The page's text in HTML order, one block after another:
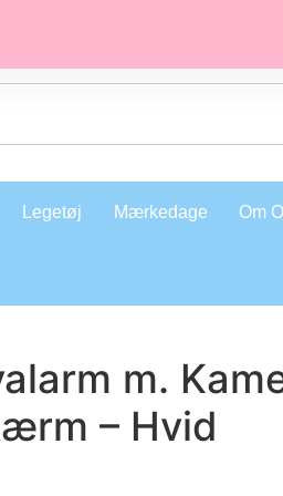
Legetøj Mærkedage Om
m.
– Hvid